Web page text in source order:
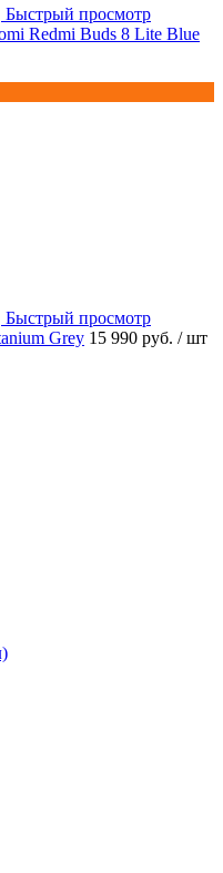
Быстрый просмотр
Redmi Buds 8 Lite Blue
Быстрый просмотр
Grey 15 990 руб. / шт